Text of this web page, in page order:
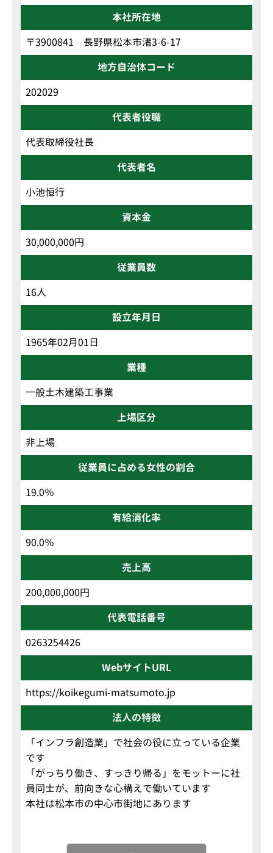
本社所在地
〒3900841 長野県松本市渚3-6-17
地方自治体コード
202029
代表者役職
代表取締役社長
代表者名
小池恒行
資本金
30,000,000円
従業員数
16人
設立年月日
1965年02月01日
業種
一般土木建築工事業
上場区分
非上場
従業員に占める女性の割合
19.0％
有給消化率
90.0％
売上高
200,000,000円
代表電話番号
0263254426
WebサイトURL
https://koikegumi-matsumoto.jp
法人の特徴
「インフラ創造業」で社会の役に立っている企業
です
「がっちり働き、すっきり帰る」をモットーに社
員同士が、前向きな心構えで働いています
本社は松本市の中心市街地にあります